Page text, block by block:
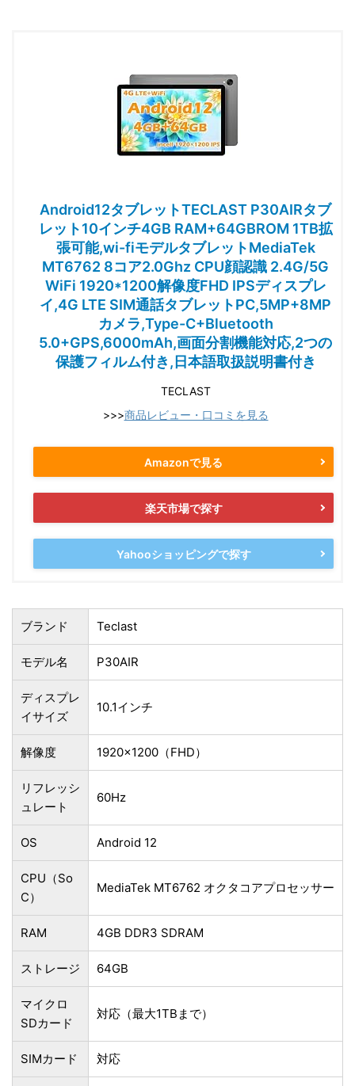
Android12タブレットTECLAST P30AIRタブ
レット10インチ4GB RAM+64GBROM 1TB拡
張可能,wi-fiモデルタブレットMediaTek
MT6762 8コア2.0Ghz CPU顔認識 2.4G/5G
WiFi 1920*1200解像度FHD IPSディスプレ
イ,4G LTE SIM通話タブレットPC,5MP+8MP
カメラ,Type-C+Bluetooth
5.0+GPS,6000mAh,画面分割機能対応,2つの
保護フィルム付き,日本語取扱説明書付き
TECLAST
>>>商品レビュー・口コミを見る
Amazonで見る
楽天市場で探す
Yahooショッピングで探す
ブランド Teclast
モデル名 P30AIR
ディスプレ
イサイズ
10.1インチ
解像度 1920×1200（FHD）
リフレッシ
ュレート
60Hz
OS Android 12
CPU（So
C）
‎MediaTek MT6762 オクタコアプロセッサー
RAM 4GB ‎DDR3 SDRAM
ストレージ 64GB
マイクロ
SDカード
対応（最大1TBまで）
SIMカード 対応